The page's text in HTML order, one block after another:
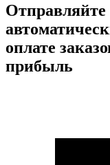
оплате
прибыль